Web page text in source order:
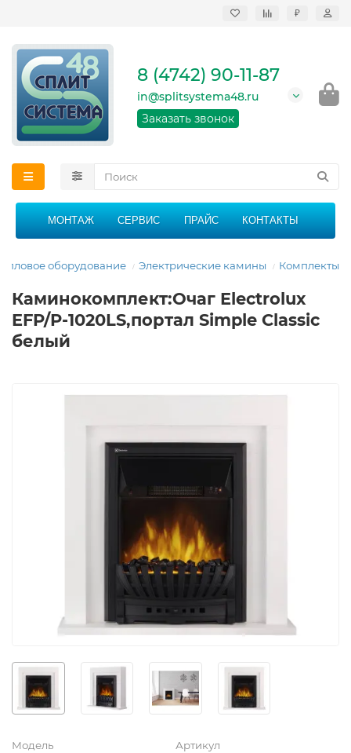
₽
кондиционеров в
области
График работы: 9:00 -
21:00 без перерыва и
8 (4742) 90-11-87
in@splitsystema48.ru
Заказать звонок
МОНТАЖ СЕРВИС ПРАЙС КОНТАКТЫ
оборудование Электрические камины Комплекты
Каминокомплект:Очаг Electrolux
EFP/P-1020LS,портал Simple Classic
белый
Модель Артикул